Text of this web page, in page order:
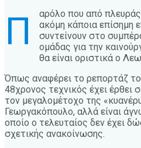
Π
αρόλο που από
ακόμη κάποια επίσημη
συντείνουν στο
ομάδας για την
θα είναι οριστικά ο
Όπως αναφέρει το ρεπορτάζ
48χρονος τεχνικός έχει
τον μεγαλομέτοχο της
Γεωργακόπουλο, αλλά είναι
οποίο ο τελευταίος δεν έχει
σχετικής ανακοίνωσης.